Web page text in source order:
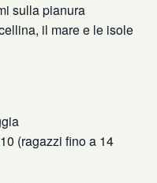
sulla pianura
il mare e le isole
(ragazzi fino a 14